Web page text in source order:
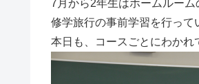
7月から2年生はホームルーム
修学旅行の事前学習を行って
本日も、コースごとにわかれ